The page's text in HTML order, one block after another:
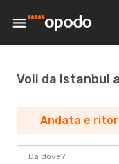
Voli da Istanbul
Andata e
Da dove?